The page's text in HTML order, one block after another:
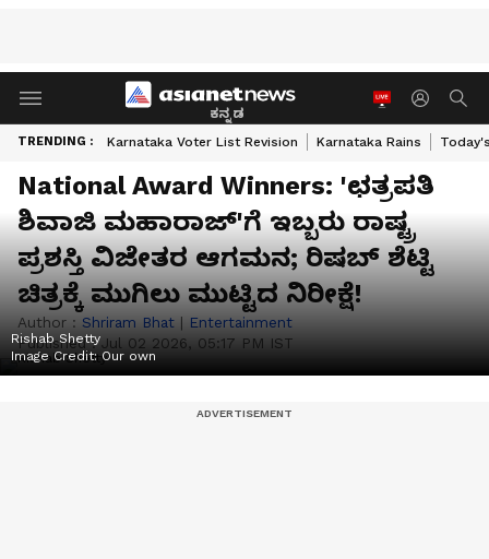
ಕನ್ನಡ
TRENDING : Karnataka Voter List Revision Karnataka Rains
National Award Winners: 'ಛತ್ರಪತಿ
ಶಿವಾಜಿ ಮಹಾರಾಜ್'ಗೆ ಇಬ್ಬರು ರಾಷ್ಟ್ರ
ಪ್ರಶಸ್ತಿ ವಿಜೇತರ ಆಗಮನ; ರಿಷಬ್ ಶೆಟ್ಟಿ
ಚಿತ್ರಕ್ಕೆ ಮುಗಿಲು ಮುಟ್ಟಿದ ನಿರೀಕ್ಷೆ!
Author : Shriram Bhat | Entertainment
Published :Jul 02 2026, 05:17 PM IST
Rishab Shetty
Image Credit:Our own